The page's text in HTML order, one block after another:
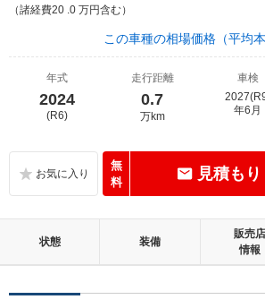
（諸経費20 .0 万円含む）
この車種の相場価格（平均
年式
2024
(R6)
走行距離
0.7
万km
車検
年6月
無
料
見積も
状態 装備
販売店
情報